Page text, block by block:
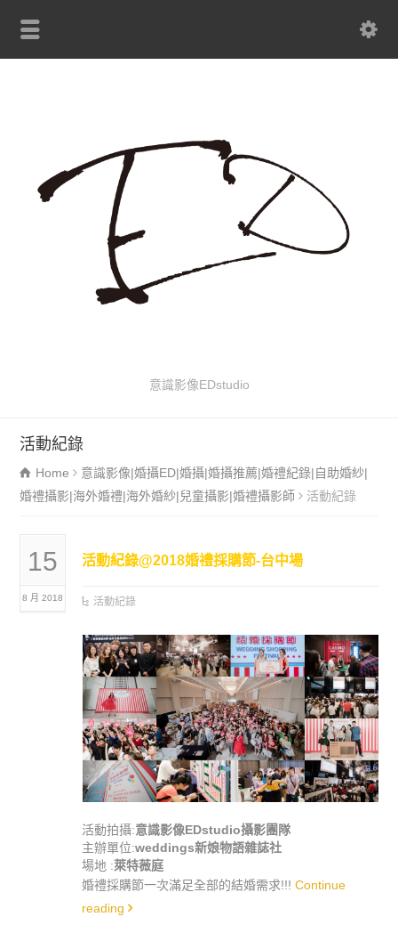
意識影像EDstudio
活動紀錄
Home
意識影像|婚攝ED|婚攝|婚攝推薦|婚禮紀錄|自助婚紗|
婚禮攝影|海外婚禮|海外婚紗|兒童攝影|婚禮攝影師
活動紀錄
15
8 月 2018
活動紀錄@2018婚禮採購節-台中場
活動紀錄
活動拍攝:意識影像EDstudio攝影團隊
主辦單位:weddings新娘物語雜誌社
場地 :萊特薇庭
婚禮採購節一次滿足全部的結婚需求!!!Continue
reading